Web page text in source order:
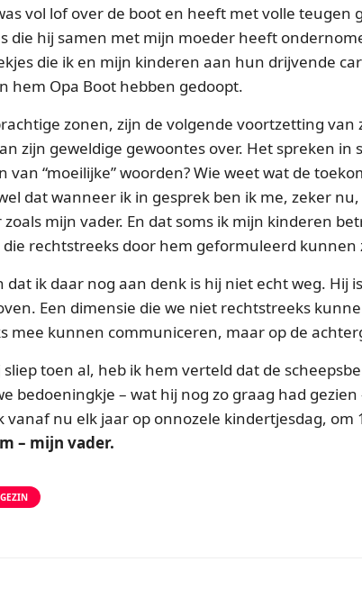
vol lof over de boot en heeft met volle teugen
die hij samen met mijn moeder heeft
die ik en mijn kinderen aan hun drijvende
hem Opa Boot hebben gedoopt.
zonen, zijn de volgende voortzetting van
zijn geweldige gewoontes over. Het spreken in
van “moeilijke” woorden? Wie weet wat de
dat wanneer ik in gesprek ben ik me, zeker
mijn vader. En dat soms ik mijn kinderen
rechtstreeks door hem geformuleerd kunnen
dat ik daar nog aan denk is hij niet echt weg. Hij
Een dimensie die we niet rechtstreeks
mee kunnen communiceren, maar op de
toen al, heb ik hem verteld dat de
bedoeningkje – wat hij nog zo graag had
nu elk jaar op onnozele kindertjesdag, om
– mijn vader.
GEZIN